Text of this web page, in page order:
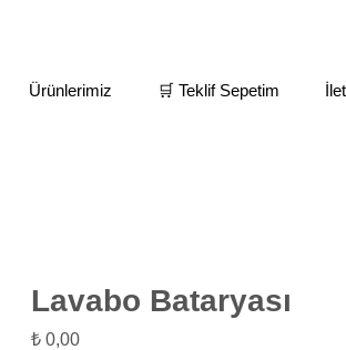
Ürünlerimiz 🛒 Teklif Sepetim
Lavabo Bataryası
₺ 0,00